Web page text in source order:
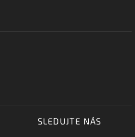
SLEDUJTE NÁS